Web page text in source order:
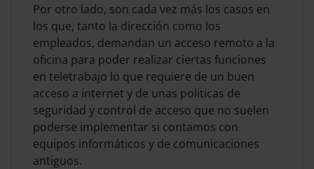
Por otro lado, son cada vez más los casos en
los que, tanto la dirección como los
empleados, demandan un acceso remoto a la
oficina para poder realizar ciertas funciones
en teletrabajo lo que requiere de un buen
acceso a internet y de unas politicas de
seguridad y control de acceso que no suelen
poderse implementar si contamos con
equipos informáticos y de comunicaciones
antiguos.